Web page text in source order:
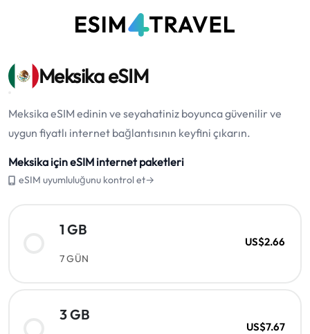
Meksika eSIM
Meksika eSIM edinin ve seyahatiniz boyunca güvenilir ve
uygun fiyatlı internet bağlantısının keyfini çıkarın.
Meksika için eSIM internet paketleri
eSIM uyumluluğunu kontrol et→
1 GB
7 GÜN
US$2.66
3 GB
US$7.67